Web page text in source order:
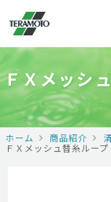
ＦＸメッシ
ホーム 商品紹介
ＦＸメッシュ替糸ル